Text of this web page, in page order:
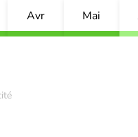
Avr Mai